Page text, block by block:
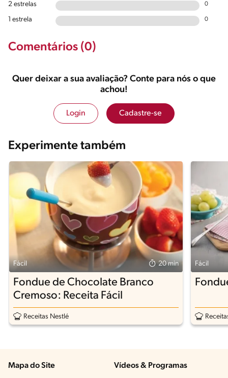
2 estrelas 0
1 estrela 0
Comentários (0)
Quer deixar a sua avaliação? Conte para nós o que
achou!
Login Cadastre-se
Experimente também
Fácil 20 min
Fondue de Chocolate Branco
Cremoso: Receita Fácil
Receitas Nestlé
Fácil
Mapa do Site Vídeos & Programas​